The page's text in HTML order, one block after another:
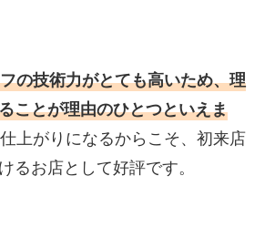
の技術力がとても高いため、理
ことが理由のひとつといえま
上がりになるからこそ、初来店
るお店として好評です。